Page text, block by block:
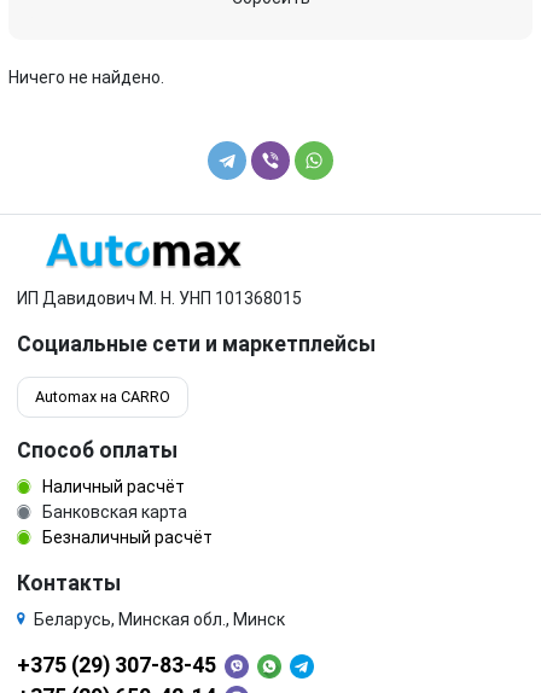
Ничего не найдено.
ИП Давидович М. Н. УНП 101368015
Социальные сети и маркетплейсы
Automax на CARRO
Способ оплаты
Наличный расчёт
Банковская карта
Безналичный расчёт
Контакты
Беларусь, Минская обл., Минск
+375 (29) 307-83-45